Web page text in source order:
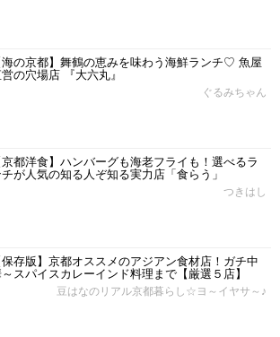
海の京都】舞鶴の恵みを味わう海鮮ランチ♡ 魚屋
の穴場店 『大六丸』
ぐるみちゃん
京都洋食】ハンバーグも海老フライも！選べるラ
チが人気の知る人ぞ知る実力店「食らう」
つきはし
保存版】京都オススメのアジアン食材店！ガチ中
スパイスカレーインド料理まで【厳選５店】
豆はなのリアル京都暮らし☆ヨ～イヤサ～♪